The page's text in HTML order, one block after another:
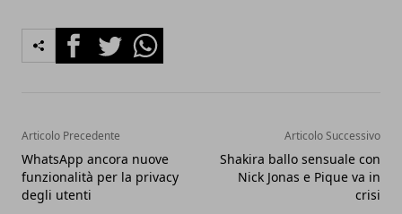
FacebookTwitterWhatsapp
Articolo Precedente
WhatsApp ancora nuove
funzionalità per la privacy
degli utenti
Articolo Successivo
Shakira ballo sensuale con
Nick Jonas e Pique va in
crisi